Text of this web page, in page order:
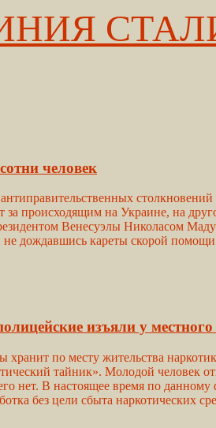
человек
столкновений
за происходящим на Украине, на
Венесуэлы Николасом
не дождавшись кареты скорой
изъяли у
по месту жительства
тайник». Молодой человек
нет. В настоящее время по
без цели сбыта наркотических